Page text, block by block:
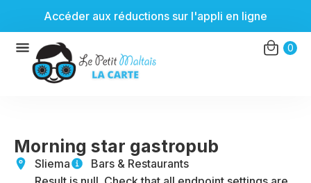
au
contenu
Accéder aux réductions sur l'appli en ligne
0
Morning star gastropub
Sliema
Bars & Restaurants